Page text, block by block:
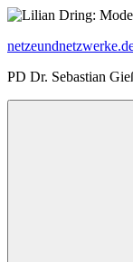
Zum
springen
PD Dr. Sebastian